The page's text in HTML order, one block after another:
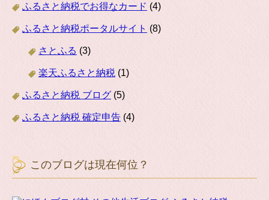
ふるさと納税でお得なカード (4)
ふるさと納税ポータルサイト (8)
さとふる (3)
楽天ふるさと納税 (1)
ふるさと納税 ブログ (5)
ふるさと納税 確定申告 (4)
このブログは現在何位？